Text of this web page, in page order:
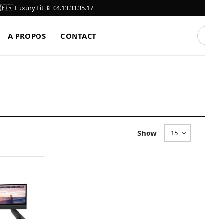
🇫🇷 Luxury Fit 📱 04.13.33.35.17
A PROPOS CONTACT
Show